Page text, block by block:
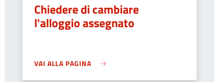
Chiedere di cambiare
l'alloggio assegnato
VAI ALLA PAGINA